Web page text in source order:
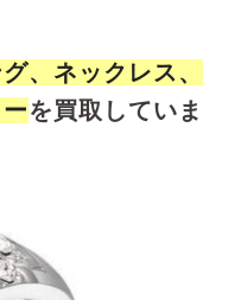
、ネックレス、
を買取していま